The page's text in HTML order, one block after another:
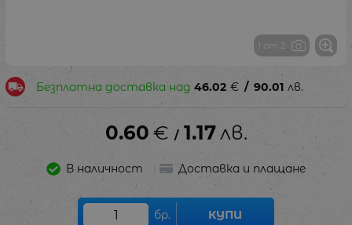
1 от 2
Безплатна доставка над 46.02 € / 90.01 лв.
0.60 € / 1.17лв.
В наличност Доставка и плащане
бр. КУПИ